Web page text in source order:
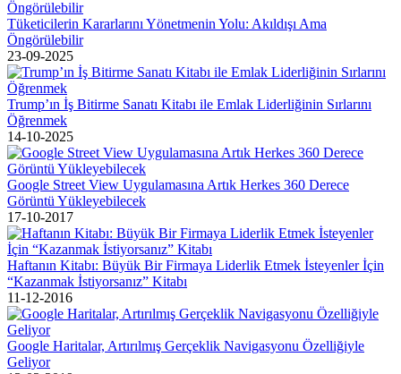
Tüketicilerin Kararlarını Yönetmenin Yolu: Akıldışı Ama
Öngörülebilir
23-09-2025
Trump’ın İş Bitirme Sanatı Kitabı ile Emlak Liderliğinin Sırlarını
Öğrenmek
14-10-2025
Google Street View Uygulamasına Artık Herkes 360 Derece
Görüntü Yükleyebilecek
17-10-2017
Haftanın Kitabı: Büyük Bir Firmaya Liderlik Etmek İsteyenler İçin
“Kazanmak İstiyorsanız” Kitabı
11-12-2016
Google Haritalar, Artırılmış Gerçeklik Navigasyonu Özelliğiyle
Geliyor